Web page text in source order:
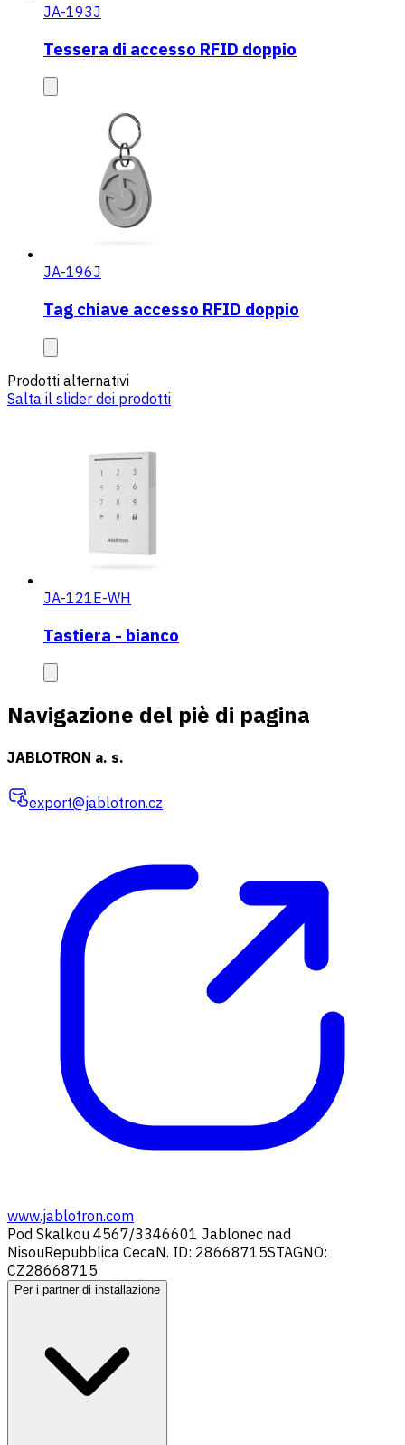
JA-193J
Tessera di accesso RFID doppio
JA-196J
Tag chiave accesso RFID doppio
Prodotti alternativi
Salta il slider dei prodotti
JA-121E-WH
Tastiera - bianco
Navigazione del piè di pagina
JABLOTRON a. s.
export@jablotron.cz
www.jablotron.com
Pod Skalkou 4567/3346601 Jablonec nad
NisouRepubblica CecaN. ID: 28668715STAGNO:
CZ28668715
Per i partner di installazione